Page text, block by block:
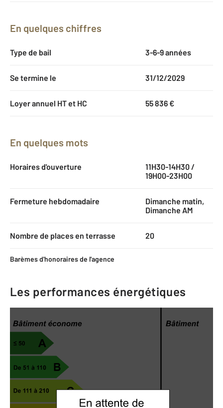
En quelques chiffres
Type de bail 3-6-9 années
Se termine le 31/12/2029
Loyer annuel HT et HC 55 836 €
En quelques mots
Horaires d'ouverture
11H30-14H30 /
19H00-23H00
Fermeture hebdomadaire
Dimanche matin,
Dimanche AM
Nombre de places en terrasse 20
Barèmes d'honoraires de l'agence
Les performances énergétiques